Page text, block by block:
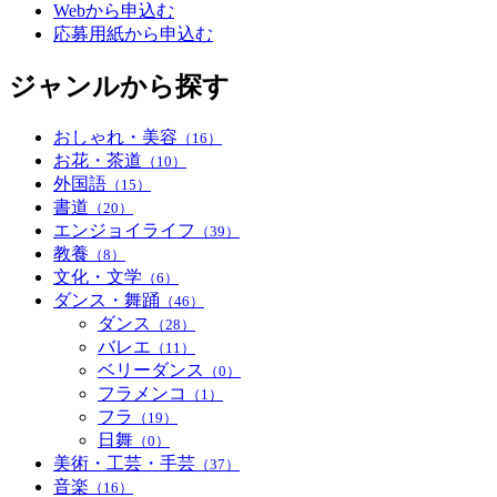
Webから申込む
応募用紙から申込む
ジャンルから探す
おしゃれ・美容 （16）
お花・茶道 （10）
外国語 （15）
書道 （20）
エンジョイライフ （39）
教養 （8）
文化・文学 （6）
ダンス・舞踊 （46）
ダンス （28）
バレエ （11）
ベリーダンス （0）
フラメンコ （1）
フラ （19）
日舞 （0）
美術・工芸・手芸 （37）
音楽 （16）